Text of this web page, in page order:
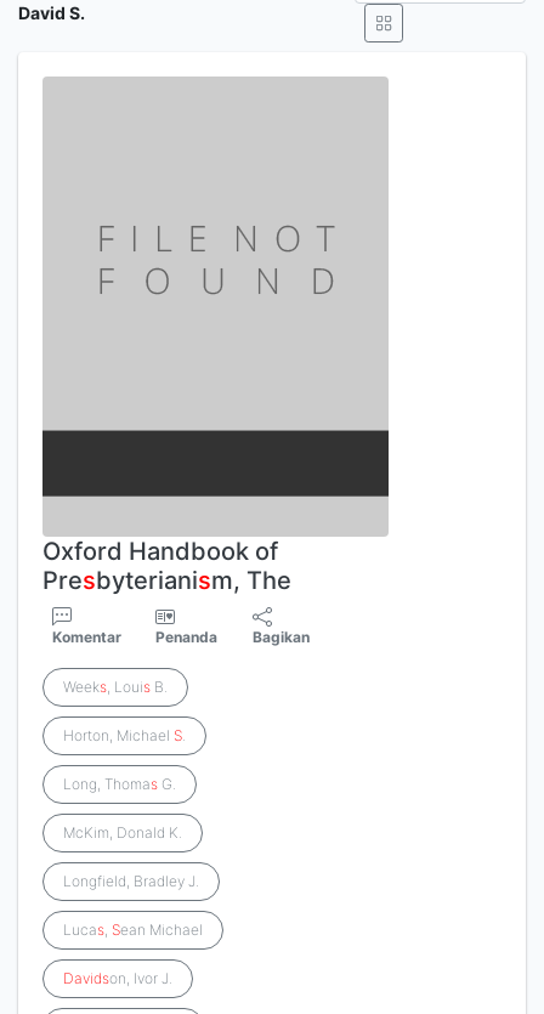
David S.
Oxford Handbook of
Presbyterianism, The
Komentar Penanda Bagikan
Weeks, Louis B.
Horton, Michael S.
Long, Thomas G.
McKim, Donald K.
Longfield, Bradley J.
Lucas, Sean Michael
Davidson, Ivor J.